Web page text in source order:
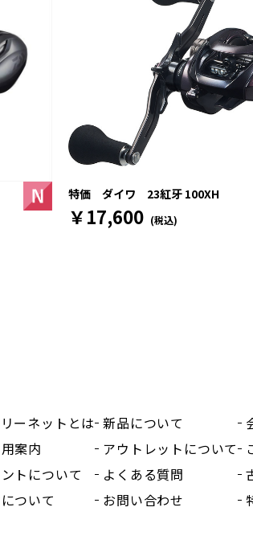
特価 ダイワ 23紅牙 100XH
￥17,600 (税込)
ーネットとは
案内
トについて
ついて
新品について
アウトレットについて
よくある質問
お問い合わせ